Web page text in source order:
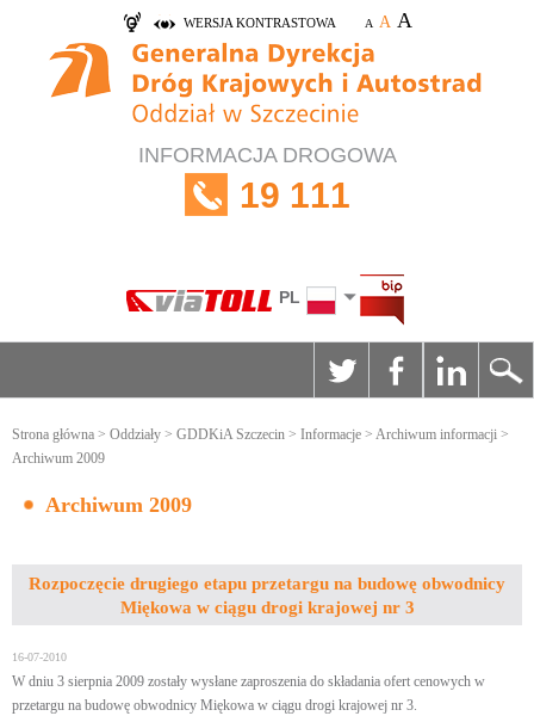
WERSJA KONTRASTOWA A A A
INFORMACJA DROGOWA
19 111
PL
Strona główna > Oddziały > GDDKiA Szczecin > Informacje > Archiwum informacji >
Archiwum 2009
Archiwum 2009
Rozpoczęcie drugiego etapu przetargu na budowę obwodnicy
Miękowa w ciągu drogi krajowej nr 3
16-07-2010
W dniu 3 sierpnia 2009 zostały wysłane zaproszenia do składania ofert cenowych w
przetargu na budowę obwodnicy Miękowa w ciągu drogi krajowej nr 3.